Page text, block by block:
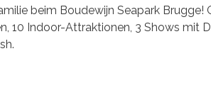
beim Boudewijn Seapark
10 Indoor-Attraktionen, 3 Shows mit